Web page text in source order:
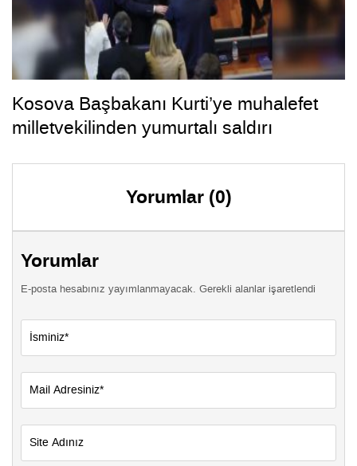
Kosova Başbakanı Kurti’ye muhalefet
milletvekilinden yumurtalı saldırı
Yorumlar (0)
Yorumlar
E-posta hesabınız yayımlanmayacak. Gerekli alanlar işaretlendi